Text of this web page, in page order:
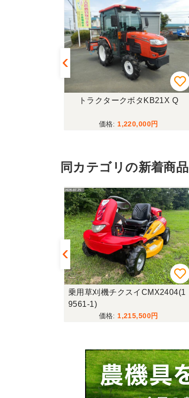
トラクタークボタKB21X Q
1,220,000
同カテゴリの新着商品
乗用草刈機チクスイCMX2404(1
9561-1)
1,215,500